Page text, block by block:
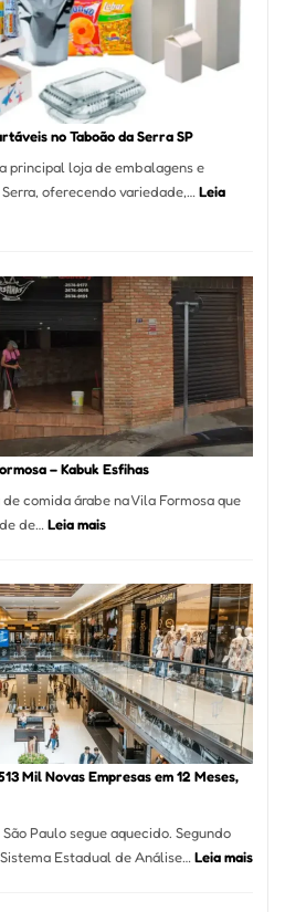
São
Carlos
SP
no Taboão da Serra SP
principal loja de embalagens e
oferecendo variedade,…Leia
– Kabuk Esfihas
comida árabe na Vila Formosa que
de… Leia mais:
na
Vila
Formosa
–
Kabuk
Esfihas
Mil Novas Empresas em 12 Meses,
Paulo segue aquecido. Segundo
Estadual de Análise… Leia mais: